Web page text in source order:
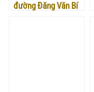
đường Đăng Văn Bí